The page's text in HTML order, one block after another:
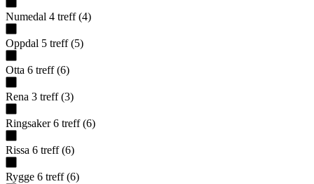
Numedal 4 treff (4)
Oppdal 5 treff (5)
Otta 6 treff (6)
Rena 3 treff (3)
Ringsaker 6 treff (6)
Rissa 6 treff (6)
Rygge 6 treff (6)